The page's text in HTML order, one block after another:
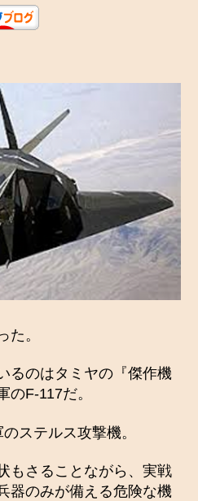
た。
るのはタミヤの『傑作機
のF-117だ。
ステルス攻撃機。
もさることながら、実戦
器のみが備える危険な機